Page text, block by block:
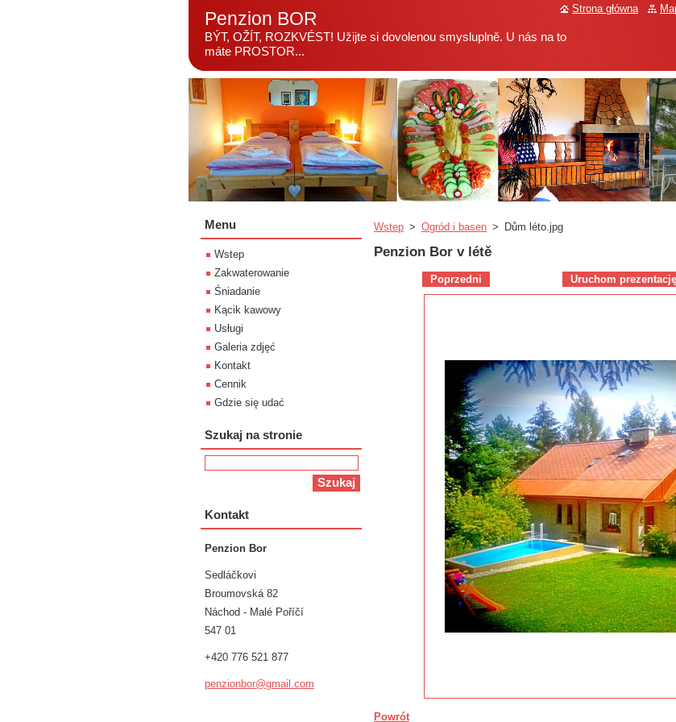
Penzion BOR
BÝT, OŽÍT, ROZKVÉST! Užijte si dovolenou smysluplně. U nás na to
máte PROSTOR...
Wstep > Ogród i basen > Dům léto.jpg
Penzion Bor v létě
Poprzedni Uruchom prezentację
Powrót
Menu
Wstep
Zakwaterowanie
Śniadanie
Kącik kawowy
Usługi
Galeria zdjęć
Kontakt
Cennik
Gdzie się udać
Szukaj na stronie
Kontakt
Penzion Bor
Sedláčkovi
Broumovská 82
Náchod - Malé Poříčí
547 01
+420 776 521 877
penzionbor@gmail .com
Strona główna